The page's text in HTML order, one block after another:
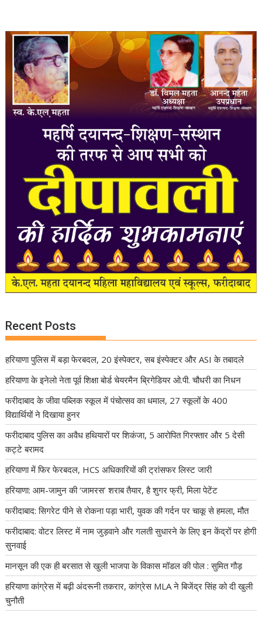
Recent Posts
हरियाणा पुलिस में बड़ा फेरबदल, 20 इंस्पेक्टर, सब इंस्पेक्टर और ASI के तबादले
हरियाणा के इनेलो नेता पूर्व शिक्षा बोर्ड चेयरमैन ब्रिगेडियर ओ.पी. चौधरी का निधन
फरीदाबाद के जीवा पब्लिक स्कूल में पंचोत्सव का धमाल, 27 स्कूलों के 400
विद्यार्थियों ने दिखाया हुनर
फरीदाबाद पुलिस का अवैध हथियारों पर शिकंजा, 5 आरोपित गिरफ्तार और 5 देसी
कट्टे बरामद
हरियाणा में फिर फेरबदल, HCS अधिकारियों की ट्रांसफर लिस्ट जारी
हरियाणा: आम-जामुन की ‘जामरस’ शराब तैयार, है शुगर फ्री, मिला पेटेंट
फरीदाबाद: सिगरेट पीने से रोकना पड़ा भारी, युवक की गर्दन पर चाकू से हमला, मौत
फरीदाबाद: वोटर लिस्ट में नाम जुड़वाने और गलती सुधारने के लिए इन केंद्रों पर होगी
सुनवाई
मानसून की एक ही बरसात से खुली भाजपा के विकास मॉडल की पोल : सुमित गौड़
हरियाणा कांग्रेस में बढ़ी अंदरूनी तकरार, कांग्रेस MLA ने बिजेंद्र सिंह को दी खुली
चुनौती